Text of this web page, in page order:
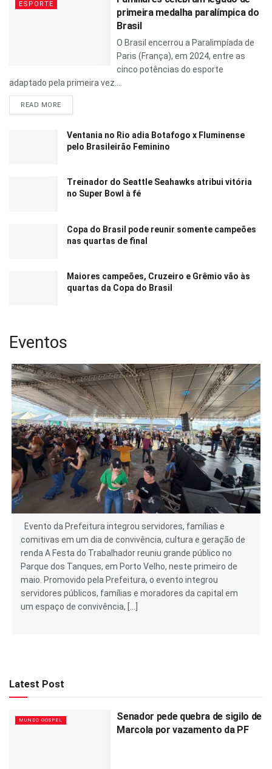
ESPORTE
primeira medalha paralímpica do
Brasil
O Brasil encerrou a Paralimpíada de
Paris (França), em 2024, entre as
cinco potências do esporte
adaptado pela primeira vez....
READ MORE
Ventania no Rio adia Botafogo x Fluminense
pelo Brasileirão Feminino
Treinador do Seattle Seahawks atribui vitória
no Super Bowl à fé
Copa do Brasil pode reunir somente campeões
nas quartas de final
Maiores campeões, Cruzeiro e Grêmio vão às
quartas da Copa do Brasil
Eventos
Evento da Prefeitura integrou servidores, famílias e
comitivas em um dia de convivência, cultura e geração de
renda A Festa do Trabalhador reuniu grande público no
Parque dos Tanques, em Porto Velho, neste primeiro de
maio. Promovido pela Prefeitura, o evento integrou
servidores públicos, famílias e moradores da capital em
um espaço de convivência, […]
Latest Post
MUNDO GOSPEL
Senador pede quebra de sigilo de
Marcola por vazamento da PF